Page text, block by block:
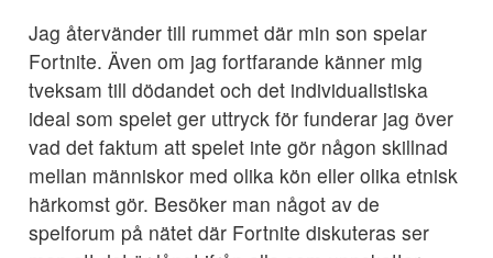
Jag återvänder till rummet där min son spelar
Fortnite. Även om jag fortfarande känner mig
tveksam till dödandet och det individualistiska
ideal som spelet ger uttryck för funderar jag över
vad det faktum att spelet inte gör någon skillnad
mellan människor med olika kön eller olika etnisk
härkomst gör. Besöker man något av de
spelforum på nätet där Fortnite diskuteras ser